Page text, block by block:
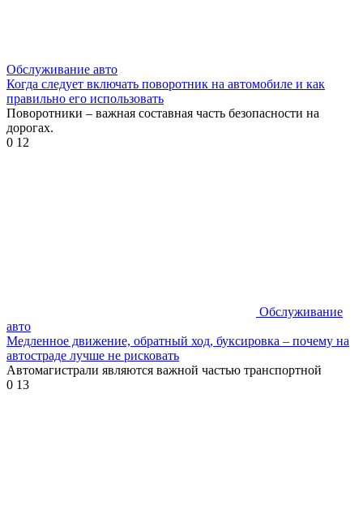
Обслуживание авто
Когда следует включать поворотник на автомобиле и как
правильно его использовать
Поворотники – важная составная часть безопасности на
дорогах.
0 12
Обслуживание
авто
Медленное движение, обратный ход, буксировка – почему на
автостраде лучше не рисковать
Автомагистрали являются важной частью транспортной
0 13